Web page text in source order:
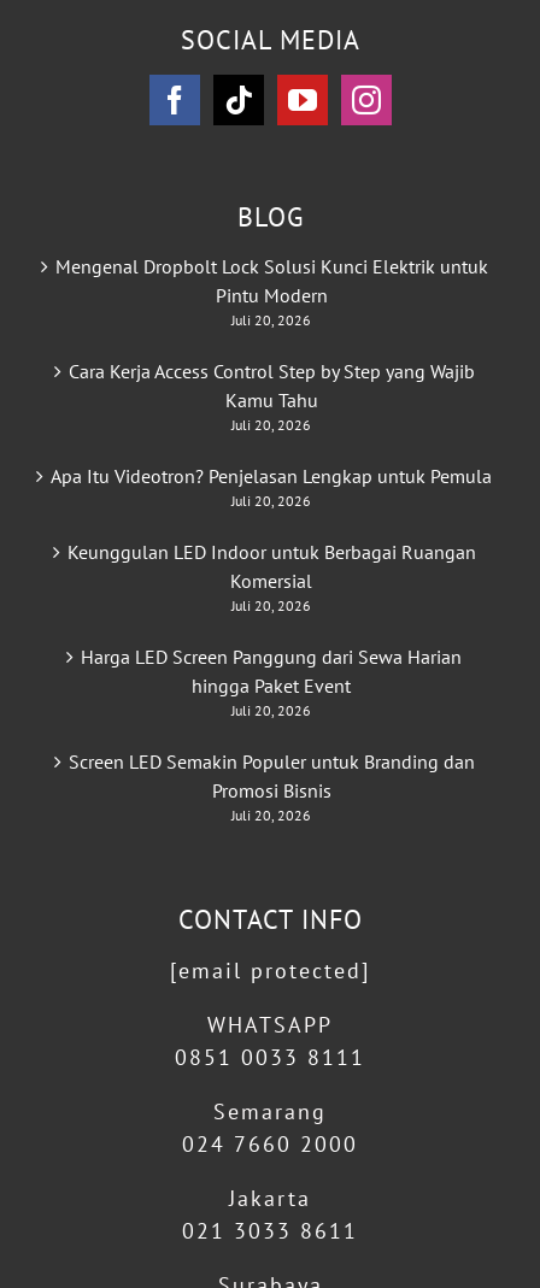
SOCIAL MEDIA
BLOG
Mengenal Dropbolt Lock Solusi Kunci Elektrik untuk
Pintu Modern
Juli 20, 2026
Cara Kerja Access Control Step by Step yang Wajib
Kamu Tahu
Juli 20, 2026
Apa Itu Videotron? Penjelasan Lengkap untuk Pemula
Juli 20, 2026
Keunggulan LED Indoor untuk Berbagai Ruangan
Komersial
Juli 20, 2026
Harga LED Screen Panggung dari Sewa Harian
hingga Paket Event
Juli 20, 2026
Screen LED Semakin Populer untuk Branding dan
Promosi Bisnis
Juli 20, 2026
CONTACT INFO
[email protected]
WHATSAPP
0851 0033 8111
Semarang
024 7660 2000
Jakarta
021 3033 8611